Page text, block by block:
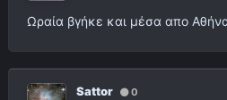
Ωραία βγήκε και μέσα απο
Sattor 0